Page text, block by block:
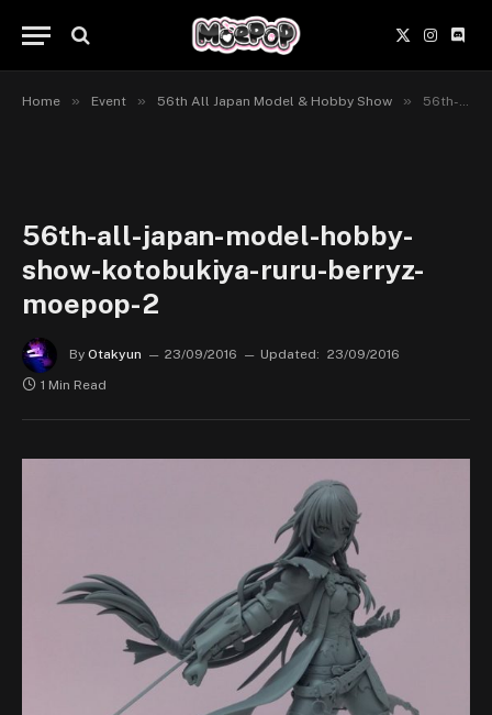
X
(Twitter)
Home » Event » 56th All Japan Model & Hobby Show » 56th-all-japan-model-hobby-show-kotobukiya-ruru-berryz-moepop-2
56th-all-japan-model-hobby-
show-kotobukiya-ruru-berryz-
moepop-2
By Otakyun 23/09/2016 Updated: 23/09/2016
1 Min Read